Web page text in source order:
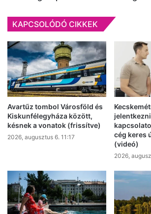
(videó)
KAPCSOLÓDÓ CIKKEK
Avartűz tombol Városföld és
Kiskunfélegyháza között,
késnek a vonatok (frissítve)
2026, augusztus 6. 11:17
cég keres
(videó)
2026,